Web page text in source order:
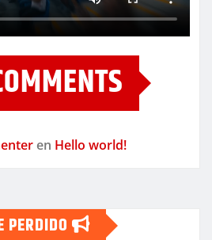
en Hello world!
PERDIDO